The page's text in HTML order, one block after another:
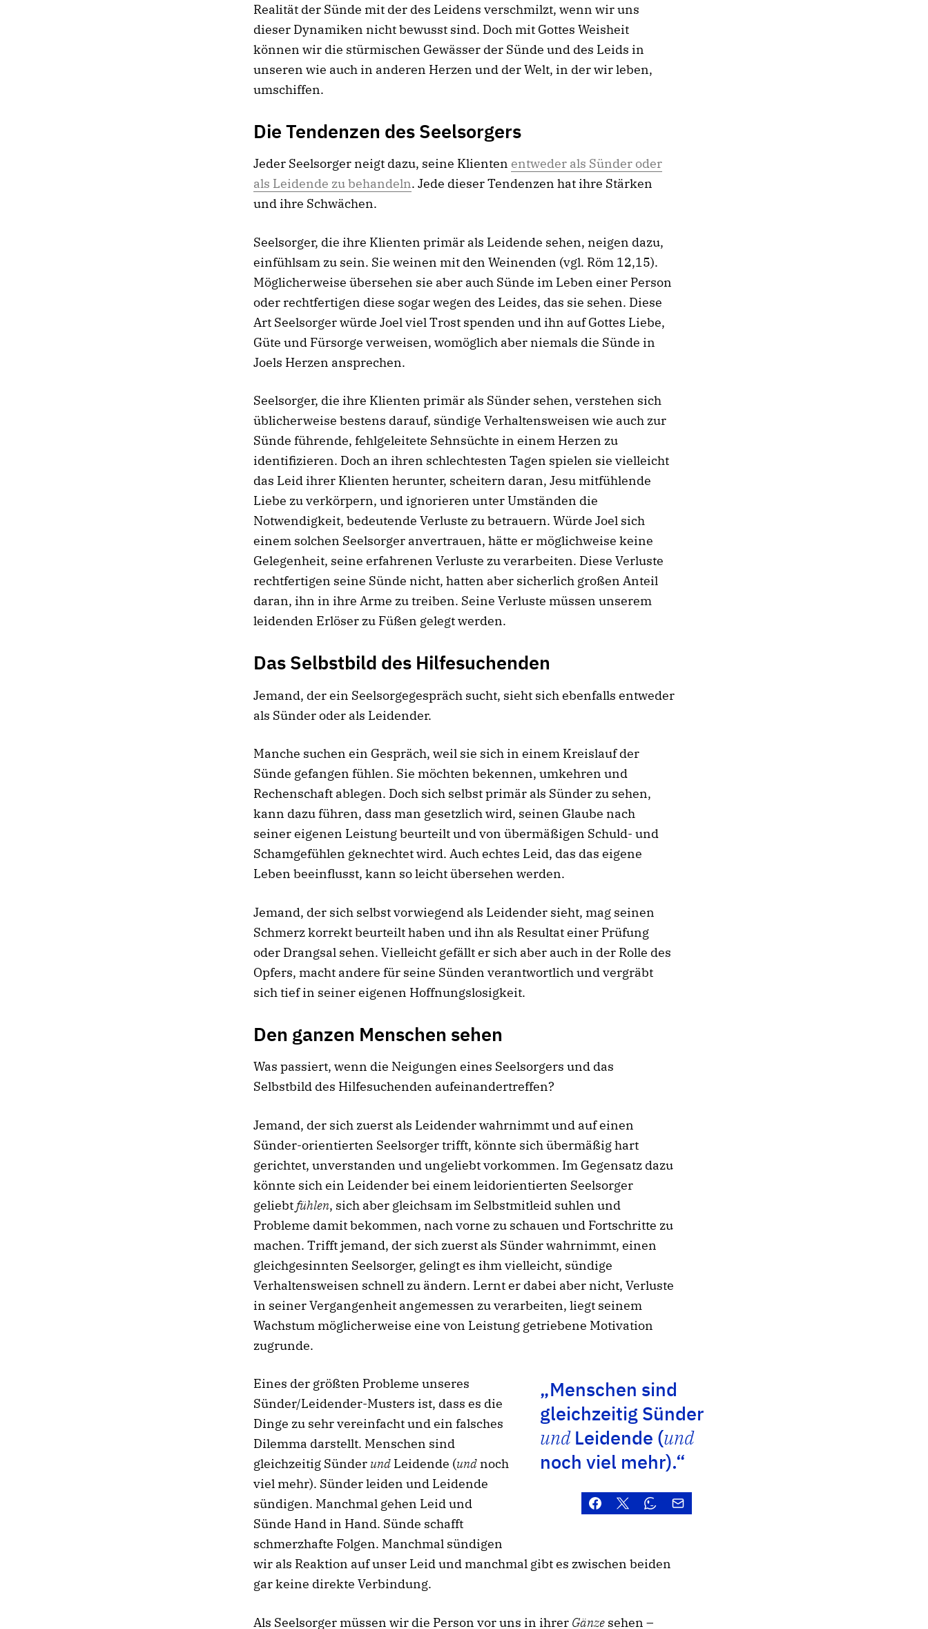
Realität der Sünde mit der des Leidens verschmilzt, wenn wir uns
dieser Dynamiken nicht bewusst sind. Doch mit Gottes Weisheit
können wir die stürmischen Gewässer der Sünde und des Leids in
unseren wie auch in anderen Herzen und der Welt, in der wir leben,
umschiffen.
Die Tendenzen des Seelsorgers
Jeder Seelsorger neigt dazu, seine Klienten entweder als Sünder oder
als Leidende zu behandeln. Jede dieser Tendenzen hat ihre Stärken
und ihre Schwächen.
Seelsorger, die ihre Klienten primär als Leidende sehen, neigen dazu,
einfühlsam zu sein. Sie weinen mit den Weinenden (vgl. Röm 12,15).
Möglicherweise übersehen sie aber auch Sünde im Leben einer Person
oder rechtfertigen diese sogar wegen des Leides, das sie sehen. Diese
Art Seelsorger würde Joel viel Trost spenden und ihn auf Gottes Liebe,
Güte und Fürsorge verweisen, womöglich aber niemals die Sünde in
Joels Herzen ansprechen.
Seelsorger, die ihre Klienten primär als Sünder sehen, verstehen sich
üblicherweise bestens darauf, sündige Verhaltensweisen wie auch zur
Sünde führende, fehlgeleitete Sehnsüchte in einem Herzen zu
identifizieren. Doch an ihren schlechtesten Tagen spielen sie vielleicht
das Leid ihrer Klienten herunter, scheitern daran, Jesu mitfühlende
Liebe zu verkörpern, und ignorieren unter Umständen die
Notwendigkeit, bedeutende Verluste zu betrauern. Würde Joel sich
einem solchen Seelsorger anvertrauen, hätte er möglichweise keine
Gelegenheit, seine erfahrenen Verluste zu verarbeiten. Diese Verluste
rechtfertigen seine Sünde nicht, hatten aber sicherlich großen Anteil
daran, ihn in ihre Arme zu treiben. Seine Verluste müssen unserem
leidenden Erlöser zu Füßen gelegt werden.
Das Selbstbild des Hilfesuchenden
Jemand, der ein Seelsorgegespräch sucht, sieht sich ebenfalls entweder
als Sünder oder als Leidender.
Manche suchen ein Gespräch, weil sie sich in einem Kreislauf der
Sünde gefangen fühlen. Sie möchten bekennen, umkehren und
Rechenschaft ablegen. Doch sich selbst primär als Sünder zu sehen,
kann dazu führen, dass man gesetzlich wird, seinen Glaube nach
seiner eigenen Leistung beurteilt und von übermäßigen Schuld- und
Schamgefühlen geknechtet wird. Auch echtes Leid, das das eigene
Leben beeinflusst, kann so leicht übersehen werden.
Jemand, der sich selbst vorwiegend als Leidender sieht, mag seinen
Schmerz korrekt beurteilt haben und ihn als Resultat einer Prüfung
oder Drangsal sehen. Vielleicht gefällt er sich aber auch in der Rolle des
Opfers, macht andere für seine Sünden verantwortlich und vergräbt
sich tief in seiner eigenen Hoffnungslosigkeit.
Den ganzen Menschen sehen
Was passiert, wenn die Neigungen eines Seelsorgers und das
Selbstbild des Hilfesuchenden aufeinandertreffen?
Jemand, der sich zuerst als Leidender wahrnimmt und auf einen
Sünder-orientierten Seelsorger trifft, könnte sich übermäßig hart
gerichtet, unverstanden und ungeliebt vorkommen. Im Gegensatz dazu
könnte sich ein Leidender bei einem leidorientierten Seelsorger
geliebt fühlen, sich aber gleichsam im Selbstmitleid suhlen und
Probleme damit bekommen, nach vorne zu schauen und Fortschritte zu
machen. Trifft jemand, der sich zuerst als Sünder wahrnimmt, einen
gleichgesinnten Seelsorger, gelingt es ihm vielleicht, sündige
Verhaltensweisen schnell zu ändern. Lernt er dabei aber nicht, Verluste
in seiner Vergangenheit angemessen zu verarbeiten, liegt seinem
Wachstum möglicherweise eine von Leistung getriebene Motivation
zugrunde.
„Menschen sind
gleichzeitig Sünder
undLeidende (und
noch viel mehr).“
Eines der größten Probleme unseres
Sünder/Leidender-Musters ist, dass es die
Dinge zu sehr vereinfacht und ein falsches
Dilemma darstellt. Menschen sind
gleichzeitig Sünder und Leidende (undnoch
viel mehr). Sünder leiden und Leidende
sündigen. Manchmal gehen Leid und
Sünde Hand in Hand. Sünde schafft
schmerzhafte Folgen. Manchmal sündigen
wir als Reaktion auf unser Leid und manchmal gibt es zwischen beiden
gar keine direkte Verbindung.
Als Seelsorger müssen wir die Person vor uns in ihrer Gänze sehen –